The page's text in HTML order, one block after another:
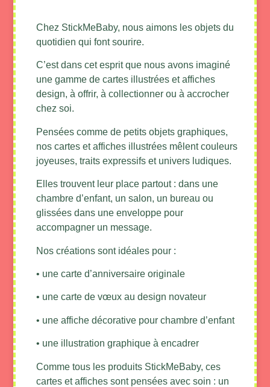
Chez StickMeBaby, nous aimons les objets du
quotidien qui font sourire.
C’est dans cet esprit que nous avons imaginé
une gamme de cartes illustrées et affiches
design, à offrir, à collectionner ou à accrocher
chez soi.
Pensées comme de petits objets graphiques,
nos cartes et affiches illustrées mêlent couleurs
joyeuses, traits expressifs et univers ludiques.
Elles trouvent leur place partout : dans une
chambre d’enfant, un salon, un bureau ou
glissées dans une enveloppe pour
accompagner un message.
Nos créations sont idéales pour :
• une carte d’anniversaire originale
• ⁠une carte de vœux au design novateur
• une affiche décorative pour chambre d’enfant
• une illustration graphique à encadrer
Comme tous les produits StickMeBaby, ces
cartes et affiches sont pensées avec soin : un